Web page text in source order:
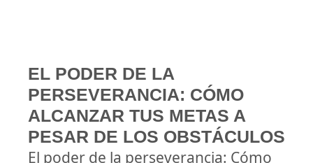
EL PODER DE LA
PERSEVERANCIA: CÓMO
ALCANZAR TUS METAS A
PESAR DE LOS OBSTÁCULOS
El poder de la perseverancia: Cómo